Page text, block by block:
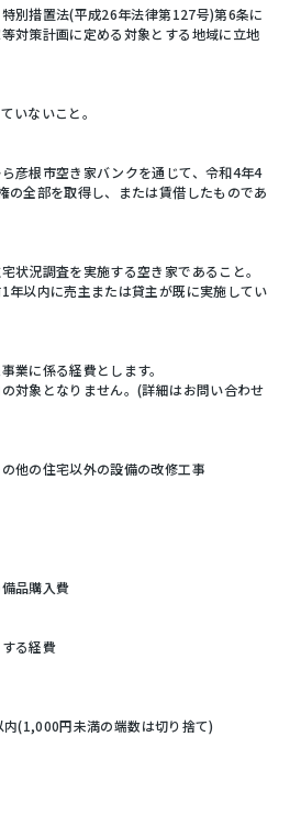
別措置法(平成26年法律第127号)第6条に
対策計画に定める対象とする地域に立地
いないこと。
彦根市空き家バンクを通じて、令和4年4
の全部を取得し、または賃借したものであ
状況調査を実施する空き家であること。
年以内に売主または貸主が既に実施してい
業に係る経費とします。
対象となりません。(詳細はお問い合わせ
他の住宅以外の設備の改修工事
品購入費
る経費
(1,000円未満の端数は切り捨て)